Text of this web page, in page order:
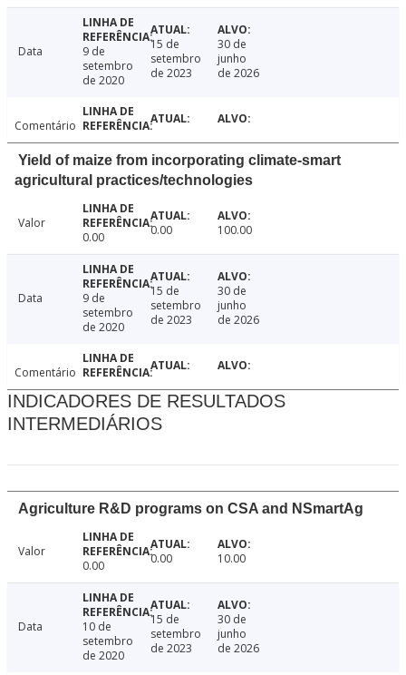
Data
9 de
setembro
de 2020
15 de
setembro
de 2023
30 de
junho
de 2026
Comentário
Yield of maize from incorporating climate-smart
agricultural practices/technologies
Valor
0.00
0.00 100.00
Data
9 de
setembro
de 2020
15 de
setembro
de 2023
30 de
junho
de 2026
Comentário
INDICADORES DE RESULTADOS
INTERMEDIÁRIOS
Agriculture R&D programs on CSA and NSmartAg
Valor
0.00
0.00 10.00
Data
10 de
setembro
de 2020
15 de
setembro
de 2023
30 de
junho
de 2026